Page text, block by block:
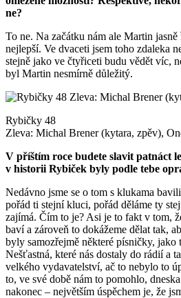
ne?
To ne. Na začátku nám ale Martin
nejlepší. Ve dvaceti jsem toho zdaleka
stejně jako ve čtyřiceti budu vědět víc,
byl Martin nesmírně důležitý.
Rybičky 48
Zleva: Michal Brener (kytara, zpěv),
V příštím roce budete slavit patnáct
v historii Rybiček byly podle tebe
Nedávno jsme se o tom s klukama
pořád ti stejní kluci, pořád děláme ty
zajímá. Čím to je? Asi je to fakt v tom,
baví a zároveň to dokážeme dělat tak,
byly samozřejmě některé písničky, jako
Nešťastná, které nás dostaly do rádií a
velkého vydavatelství, ač to nebylo to
to, ve své době nám to pomohlo,
nakonec – největším úspěchem je, že